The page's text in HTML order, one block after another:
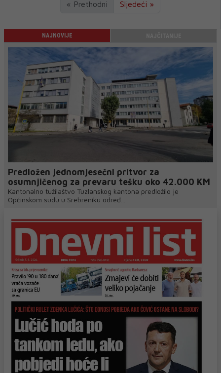
« Prethodni Sljedeći »
NAJNOVIJE
Predložen jednomjesečni pritvor za
osumnjičenog za prevaru tešku oko 42.000 KM
Kantonalno tužilaštvo Tuzlanskog kantona predložilo je
Općinskom sudu u Srebreniku određ...